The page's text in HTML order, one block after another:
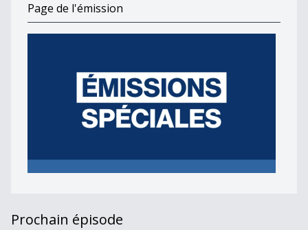
Page de l'émission
Prochain épisode